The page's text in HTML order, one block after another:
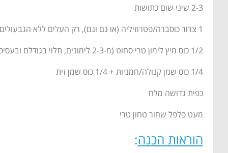
2-3 שיני שום כתושות
1 צרור כוסברה/פטרוזיליה (או גם וגם), רק העלים ללא הגבעולים, קצוצים דק
1/2 כוס מיץ לימון טרי סחוט (מ-2-3 לימונים, תלוי בגודלם ובעסיסיותם)
1/4 כוס שמן קנולה/חמניות + 1/4 כוס שמן זית
כפית גדושה מלח
מעט פלפל שחור טחון טרי
הוראות הכנה: